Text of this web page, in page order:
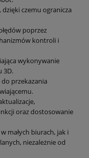
czemu ogranicza
poprzez
kontroli i
wykonywanie
3D.
przekazania
oraz dostosowanie
małych biurach, jak i
niezależnie od